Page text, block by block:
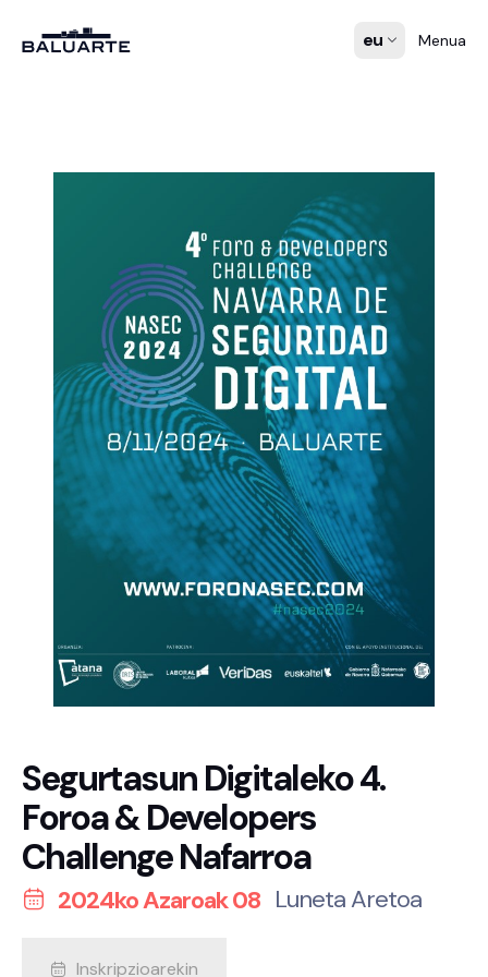
eu Menua
Segurtasun Digitaleko 4.
Foroa & Developers
Challenge Nafarroa
2024ko Azaroak 08 Luneta Aretoa
Inskripzioarekin